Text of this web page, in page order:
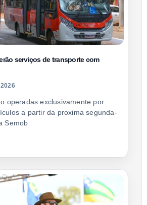
serviços de transporte com
operadas exclusivamente por
a partir da proxima segunda-
Semob